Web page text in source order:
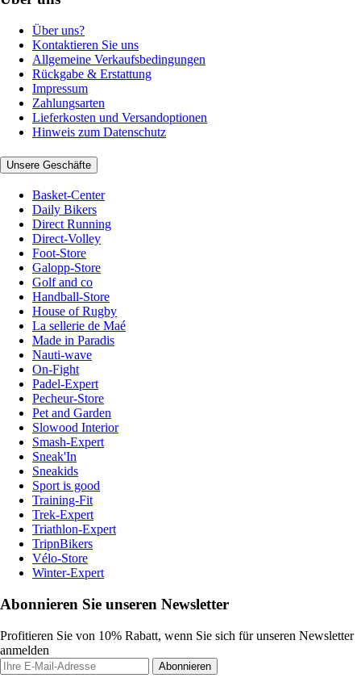
Über uns?
Kontaktieren Sie uns
Allgemeine Verkaufsbedingungen
Rückgabe & Erstattung
Impressum
Zahlungsarten
Lieferkosten und Versandoptionen
Hinweis zum Datenschutz
Unsere Geschäfte
Basket-Center
Daily Bikers
Direct Running
Direct-Volley
Foot-Store
Galopp-Store
Golf and co
Handball-Store
House of Rugby
La sellerie de Maé
Made in Paradis
Nauti-wave
On-Fight
Padel-Expert
Pecheur-Store
Pet and Garden
Slowood Interior
Smash-Expert
Sneak'In
Sneakids
Sport is good
Training-Fit
Trek-Expert
Triathlon-Expert
TripnBikers
Vélo-Store
Winter-Expert
Abonnieren Sie unseren Newsletter
Profitieren Sie von 10% Rabatt, wenn Sie sich für unseren Newsletter
anmelden
Abonnieren